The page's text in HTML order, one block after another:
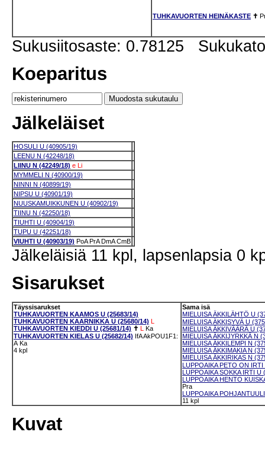
TUHKAVUORTEN HEINÄKASTE ✝
Sukusiitosaste: 0.78125
Koeparitus
Jälkeläiset
HOSULI U (40905/19)
LEENU N (42248/18)
LIINU N (42249/18) e
Li
MYMMELI N (40900/19)
NINNI N (40899/19)
NIPSU U (40901/19)
NUUSKAMUIKKUNEN U (40902/19)
TIINU N (42250/18)
TIUHTI U (40904/19)
TUPU U (42251/18)
VIUHTI U (40903/19) PoA PrA DmA CmB
Jälkeläisiä 11 kpl, lapsenlapsia 0
Sisarukset
Täyssisarukset
TUHKAVUORTEN KAAMOS U (25683/14)
TUHKAVUORTEN KAARNIKKA U (25680/14) L
TUHKAVUORTEN KIEDDI U (25681/14) ✝ L Ka
TUHKAVUORTEN KIELAS U (25682/14) IfAAkPOU1F1:
A Ka
4 kpl
Sama isä
MIELUISA ÄKKILÄHTÖ U
MIELUISA ÄKKISYVÄ U
MIELUISA ÄKKIVÄÄRÄ U
MIELUISA ÄKKIJYRKKÄ N
MIELUISA ÄKKILEMPI N
MIELUISA ÄKKIMAKIA N
MIELUISA ÄKKIRIKAS N
LUPPOAIKA PETO ON
LUPPOAIKA SOKKA IRTI U
LUPPOAIKA HENTO
Pra
LUPPOAIKA
11 kpl
Kuvat